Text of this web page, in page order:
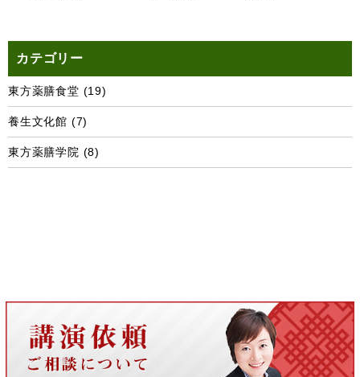
カテゴリー
東方薬膳食堂 (19)
養生文化館 (7)
東方薬膳学院 (8)